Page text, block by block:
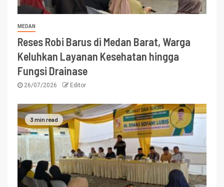
MEDAN
Reses Robi Barus di Medan Barat, Warga
Keluhkan Layanan Kesehatan hingga
Fungsi Drainase
26/07/2026 Editor
3 min read